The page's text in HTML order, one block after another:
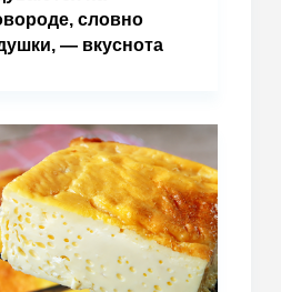
словно
— вкуснота